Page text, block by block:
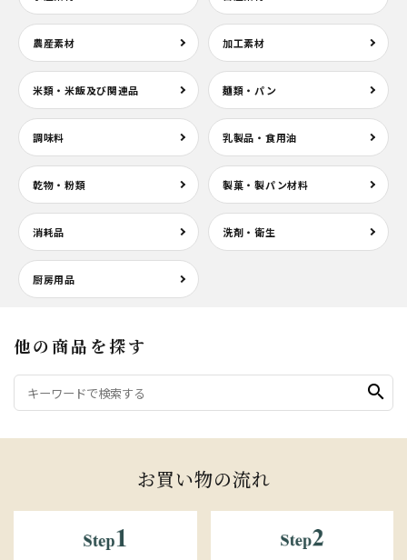
農産素材 加工素材
米類・米飯及び関連品 麺類・パン
調味料 乳製品・食用油
乾物・粉類 製菓・製パン材料
消耗品 洗剤・衛生
厨房用品
他の商品を探す
search
お買い物の流れ